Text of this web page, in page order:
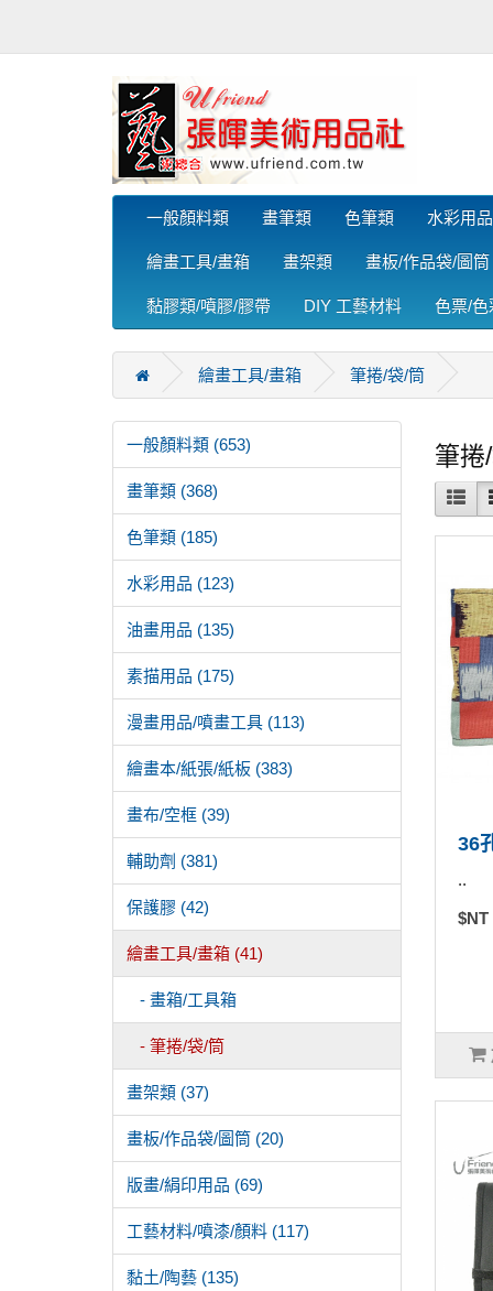
一般顏料類 畫筆類 色筆類 水彩用品
繪畫工具/畫箱 畫架類 畫板/作品袋/圖筒
黏膠類/噴膠/膠帶 DIY 工藝材料 色票/色
繪畫工具/畫箱 筆捲/袋/筒
一般顏料類 (653)
畫筆類 (368)
色筆類 (185)
水彩用品 (123)
油畫用品 (135)
素描用品 (175)
漫畫用品/噴畫工具 (113)
繪畫本/紙張/紙板 (383)
畫布/空框 (39)
輔助劑 (381)
保護膠 (42)
繪畫工具/畫箱 (41)
- 畫箱/工具箱
- 筆捲/袋/筒
畫架類 (37)
畫板/作品袋/圖筒 (20)
版畫/絹印用品 (69)
工藝材料/噴漆/顏料 (117)
黏土/陶藝 (135)
筆捲
36
..
$NT